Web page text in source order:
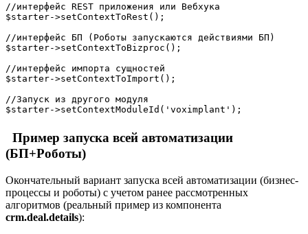
//интерфейс REST приложения или Вебхука
$starter->setContextToRest();
//интерфейс БП (Роботы запускаются действиями БП)
$starter->setContextToBizproc();
//интерфейс импорта сущностей
$starter->setContextToImport();
//Запуск из другого модуля
Пример запуска всей автоматизации
(БП+Роботы)
Окончательный вариант запуска всей автоматизации (бизнес-
процессы и роботы) с учетом ранее рассмотренных
алгоритмов (реальный пример из компонента
crm.deal.details):